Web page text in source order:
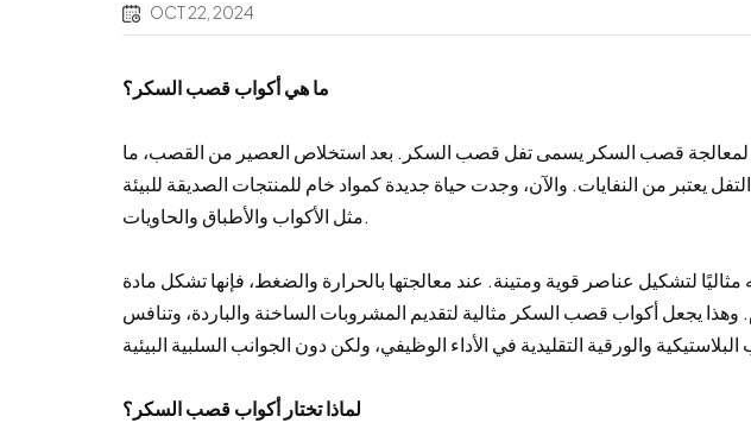
OCT 22, 2024
ما هي أكواب قصب السكر؟
لمعالجة قصب السكر يسمى تفل قصب السكر. بعد استخلاص العصير من القصب، ما
يعتبر من النفايات. والآن، وجدت حياة جديدة كمواد خام للمنتجات الصديقة للبيئة
مثل الأكواب والأطباق والحاويات.
لتشكيل عناصر قوية ومتينة. عند معالجتها بالحرارة والضغط، فإنها تشكل مادة
يجعل أكواب قصب السكر مثالية لتقديم المشروبات الساخنة والباردة، وتنافس
لماذا تختار أكواب قصب السكر؟